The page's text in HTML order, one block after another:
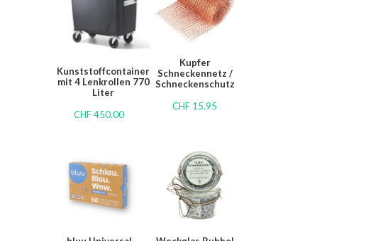
Kunststoffcontainer
mit 4 Lenkrollen 770
Liter
CHF450.00
Kupfer
Schneckennetz /
Schneckenschutz
CHF 15.95